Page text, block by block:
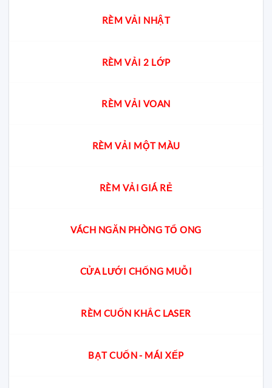
RÈM VẢI NHẬT
RÈM VẢI 2 LỚP
RÈM VẢI VOAN
RÈM VẢI MỘT MÀU
RÈM VẢI GIÁ RẺ
VÁCH NGĂN PHÒNG TỔ ONG
CỬA LƯỚI CHỐNG MUỖI
RÈM CUỐN KHẮC LASER
BẠT CUỐN - MÁI XẾP